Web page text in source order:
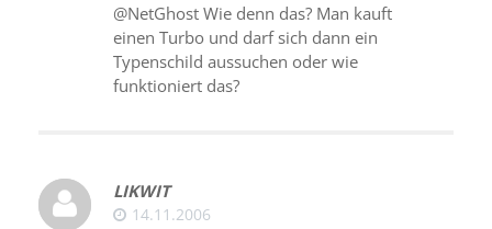
@NetGhost Wie denn das? Man kauft
einen Turbo und darf sich dann ein
Typenschild aussuchen oder wie
funktioniert das?
LIKWIT
14.11.2006